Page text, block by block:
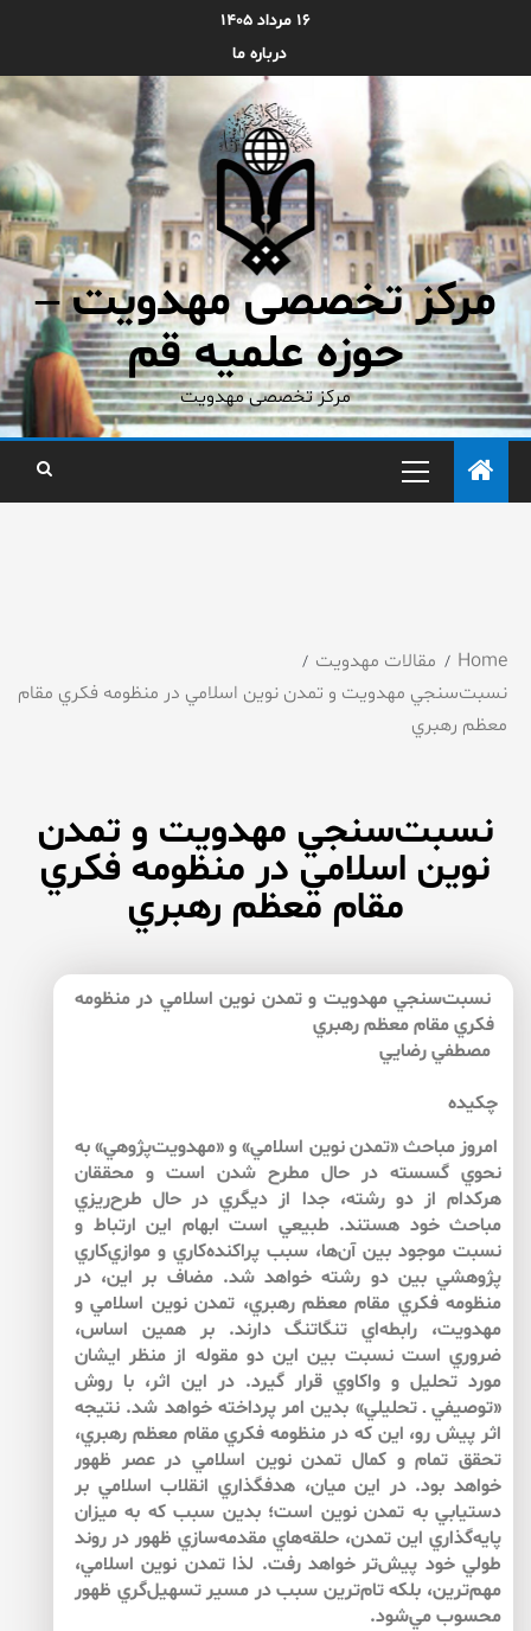
۱۶ مرداد ۱۴۰۵
درباره ما
مرکز تخصصی مهدویت –
حوزه علمیه قم
مرکز تخصصی مهدویت
Home
مقالات مهدویت
نسبت‌‌سنجي مهدويت و تمدن نوين اسلامي در منظومه فكري مقام
معظم رهبري
نسبت‌‌سنجي مهدويت و تمدن
نوين اسلامي در منظومه فكري
مقام معظم رهبري
نسبت‌‌سنجي مهدويت و تمدن نوين اسلامي در منظومه
فكري مقام معظم رهبري
مصطفي رضايي
چكيده
امروز مباحث «تمدن نوين اسلامي» و «مهدويت‌‌پژوهي» به
نحوي گسسته در حال مطرح شدن است و محققان
هركدام از دو رشته، جدا از ديگري در حال طرح‌‌ريزي
مباحث خود هستند. طبيعي است ابهام اين ارتباط و
نسبت موجود بين آن‌ها، سبب پراكنده‌‌كاري و موازي‌‌كاري
پژوهشي بين دو رشته خواهد شد. مضاف بر اين، در
منظومه فكري مقام معظم رهبري، تمدن نوين اسلامي و
مهدويت، رابطه‌‌اي تنگاتنگ دارند. بر همين اساس،
ضروري است نسبت بين اين دو مقوله از منظر ايشان
مورد تحليل و واكاوي قرار گيرد. در اين اثر، با روش
«توصيفي ـ تحليلي» بدين امر پرداخته خواهد شد. نتيجه
اثر پيش رو، اين كه در منظومه فكري مقام معظم رهبري،
تحقق تمام و كمال تمدن نوين اسلامي در عصر ظهور
خواهد بود. در اين ميان، هدفگذاري انقلاب اسلامي بر
دستيابي به تمدن نوين است؛ بدين سبب كه به ميزان
پايه‌‌گذاري اين تمدن، حلقه‌‌هاي مقدمه‌‌سازي ظهور در روند
طولي خود پيش‌‌تر خواهد رفت. لذا تمدن نوين اسلامي،
مهم‌‌ترين، بلكه تام‌‌ترين سبب در مسير تسهيل‌‌گري ظهور
محسوب مي‌‌شود.